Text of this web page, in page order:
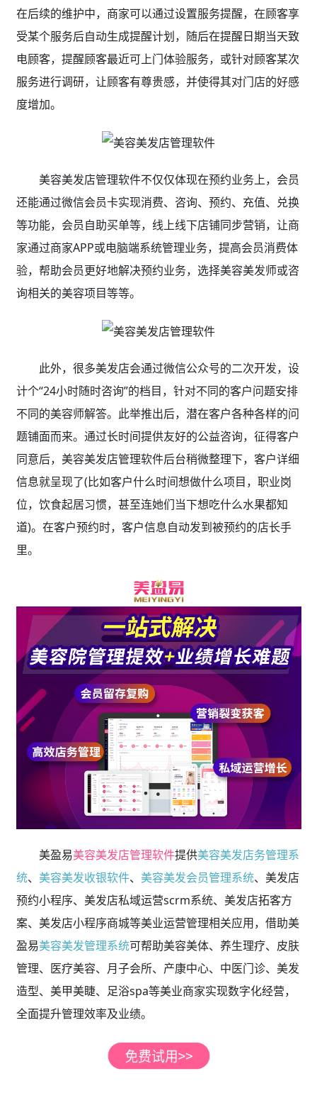
在后续的维护中，商家可以通过设置服务提醒，在顾客享
受某个服务后自动生成提醒计划，随后在提醒日期当天致
电顾客，提醒顾客最近可上门体验服务，或针对顾客某次
服务进行调研，让顾客有尊贵感，并使得其对门店的好感
度增加。
美容美发店管理软件不仅仅体现在预约业务上，会员
还能通过微信会员卡实现消费、咨询、预约、充值、兑换
等功能，会员自助买单等，线上线下店铺同步营销，让商
家通过商家APP或电脑端系统管理业务，提高会员消费体
验，帮助会员更好地解决预约业务，选择美容美发师或咨
询相关的美容项目等等。
此外，很多美发店会通过微信公众号的二次开发，设
计个“24小时随时咨询”的档目，针对不同的客户问题安排
不同的美容师解答。此举推出后，潜在客户各种各样的问
题铺面而来。通过长时间提供友好的公益咨询，征得客户
同意后，美容美发店管理软件后台稍微整理下，客户详细
信息就呈现了(比如客户什么时间想做什么项目，职业岗
位，饮食起居习惯，甚至连她们当下想吃什么水果都知
道)。在客户预约时，客户信息自动发到被预约的店长手
里。
美盈易美容美发店管理软件提供美容美发店务管理系
统、 美容美发收银软件、 美容美发会员管理系统、美发店
预约小程序、美发店私域运营scrm系统、美发店拓客方
案、美发店小程序商城等美业运营管理相关应用，借助美
盈易美容美发管理系统可帮助美容美体、养生理疗、皮肤
管理、医疗美容、月子会所、产康中心、中医门诊、美发
造型、美甲美睫、足浴spa等美业商家实现数字化经营，
全面提升管理效率及业绩。